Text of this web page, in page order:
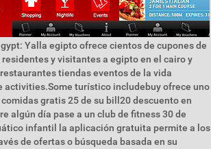
Yalla egipto ofrece cientos de cupones de
y visitantes a egipto en el cairo y
tiendas eventos de la vida
activities.Some turístico includebuy ofrece uno
gratis 25 de su bill20 descuento en
algún día pase a un club de fitness 30 de
infantil la aplicación gratuita permite a los
de ofertas o búsqueda basada en su